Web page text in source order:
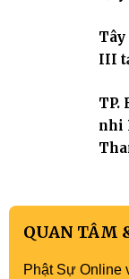
Tây
III
TP.
nhi
QUAN TÂM
Phật Sự Online